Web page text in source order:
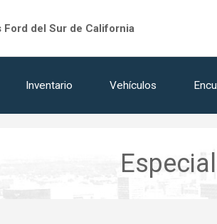
Ford del Sur de California
Inventario Vehículos